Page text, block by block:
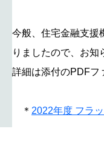
今般、住宅金融支援
りましたので、お知
詳細は添付のPDFフ
＊ 2022年度 フラ